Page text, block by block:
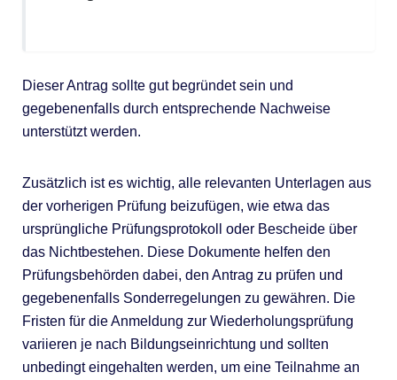
Dieser Antrag sollte gut begründet sein und
gegebenenfalls durch entsprechende Nachweise
unterstützt werden.
Zusätzlich ist es wichtig, alle relevanten Unterlagen aus
der vorherigen Prüfung beizufügen, wie etwa das
ursprüngliche Prüfungsprotokoll oder Bescheide über
das Nichtbestehen. Diese Dokumente helfen den
Prüfungsbehörden dabei, den Antrag zu prüfen und
gegebenenfalls Sonderregelungen zu gewähren. Die
Fristen für die Anmeldung zur Wiederholungsprüfung
variieren je nach Bildungseinrichtung und sollten
unbedingt eingehalten werden, um eine Teilnahme an